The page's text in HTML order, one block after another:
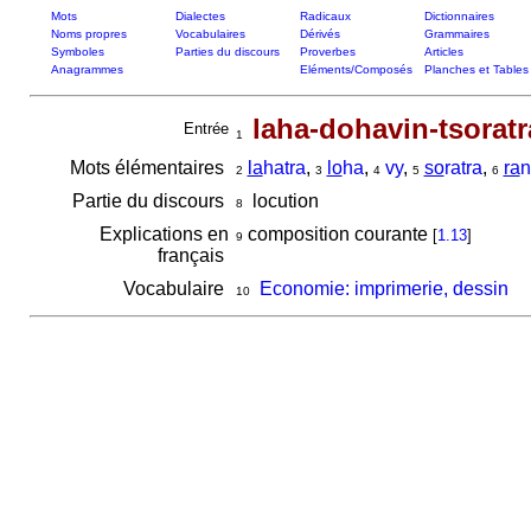
Mots Dialectes Radicaux
Dictionnaires
Noms propres
Vocabulaires Dérivés
Grammaires
Symboles
Parties du discours Proverbes
Articles
Anagrammes
Eléments/Composés Planches et Tables
Entrée 1 laha-dohavin-
Mots élémentaires 2 lahatra, 3 loha, 4 vy, 5 soratra, 6 ra
Partie du discours
8
locution
Explications en
français
9 composition courante [1.13]
Vocabulaire 10 Economie: imprimerie, dessin